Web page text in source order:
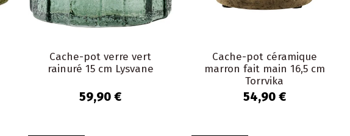
Cache-pot verre vert
rainuré 15 cm Lysvane
59,90 €
Cache-pot céramique
marron fait main 16,5 cm
Torrvika
54,90 €